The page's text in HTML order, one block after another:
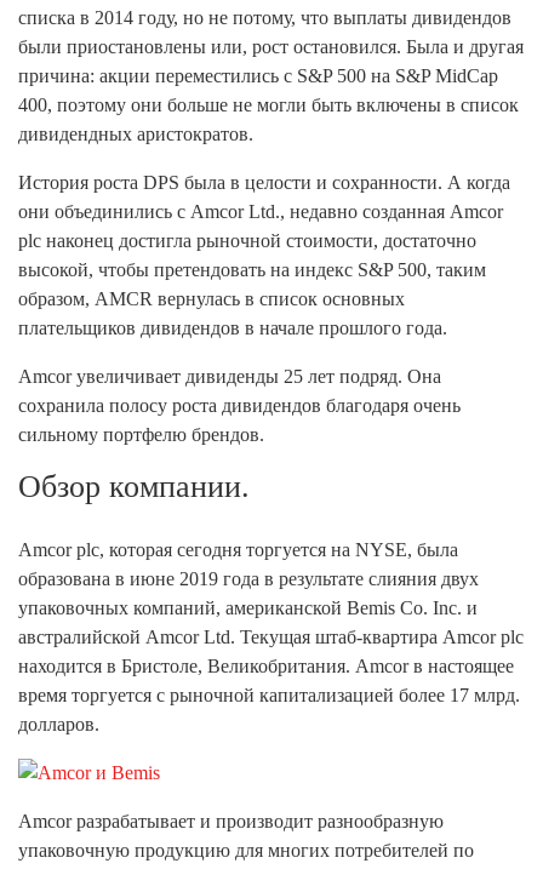
списка в 2014 году, но не потому, что выплаты дивидендов
были приостановлены или, рост остановился. Была и другая
причина: акции переместились с S&P 500 на S&P MidCap
400, поэтому они больше не могли быть включены в список
дивидендных аристократов.
История роста DPS была в целости и сохранности. А когда
они объединились с Amcor Ltd., недавно созданная Amcor
plc наконец достигла рыночной стоимости, достаточно
высокой, чтобы претендовать на индекс S&P 500, таким
образом, AMCR вернулась в список основных
плательщиков дивидендов в начале прошлого года.
Amcor увеличивает дивиденды 25 лет подряд. Она
сохранила полосу роста дивидендов благодаря очень
сильному портфелю брендов.
Обзор компании.
Amcor plc, которая сегодня торгуется на NYSE, была
образована в июне 2019 года в результате слияния двух
упаковочных компаний, американской Bemis Co. Inc. и
австралийской Amcor Ltd. Текущая штаб-квартира Amcor plc
находится в Бристоле, Великобритания. Amcor в настоящее
время торгуется с рыночной капитализацией более 17 млрд.
долларов.
Amcor разрабатывает и производит разнообразную
упаковочную продукцию для многих потребителей по